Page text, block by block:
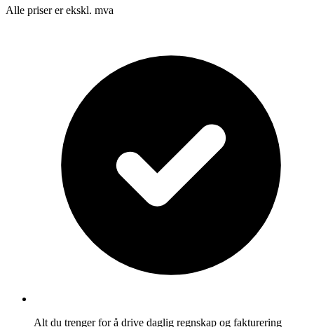
Alle priser er ekskl. mva
Alt du trenger for å drive daglig regnskap og fakturering